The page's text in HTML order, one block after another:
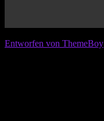
Entworfen von ThemeBoy